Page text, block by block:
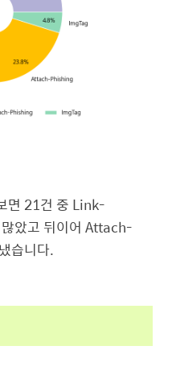
면 21건 중 Link-
았고 뒤이어 Attach-
습니다.